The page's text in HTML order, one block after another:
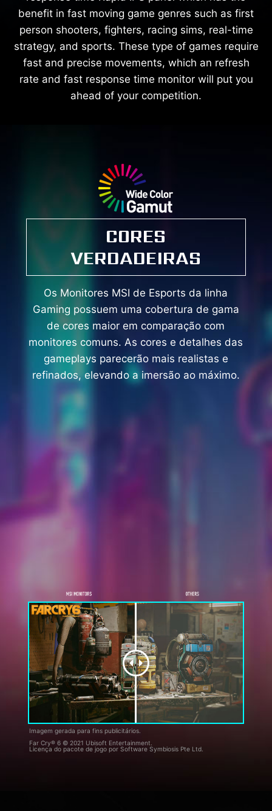
benefit in fast moving game genres such as first
person shooters, fighters, racing sims, real-time
strategy, and sports. These type of games require
fast and precise movements, which an refresh
rate and fast response time monitor will put you
ahead of your competition.
CORES
VERDADEIRAS
Os Monitores MSI de Esports da linha
Gaming possuem uma cobertura de gama
de cores maior em comparação com
monitores comuns. As cores e detalhes das
gameplays parecerão mais realistas e
refinados, elevando a imersão ao máximo.
Imagem gerada para fins publicitários.
Far Cry® 6 © 2021 Ubisoft Entertainment.
Licença do pacote de jogo por Software Symbiosis Pte Ltd.